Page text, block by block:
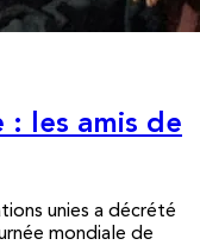
: les amis de
unies a décrété
mondiale de